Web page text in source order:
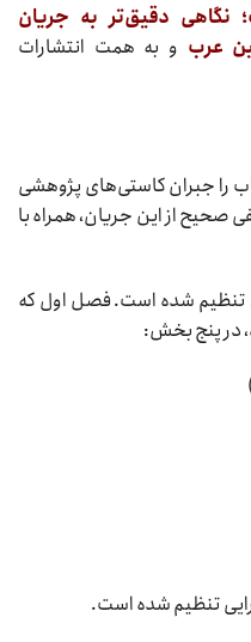
نگاهی دقیق‌تر به جریان
عرب و به همت انتشارات
را جبران کاستی‌های پژوهشی
صحیح از این جریان، همراه با
شده است. فصل اول که
در پنج بخش: